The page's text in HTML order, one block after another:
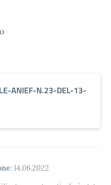
ANIEF-N.23-DEL-13-
14.06.2022